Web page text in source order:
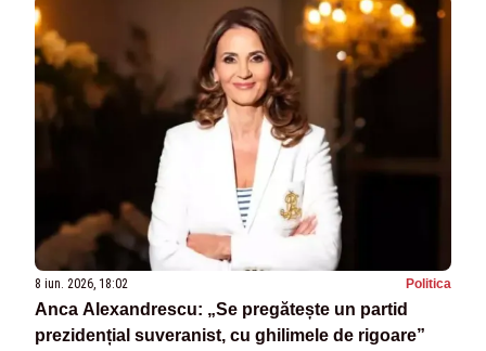
8 iun. 2026, 18:02 Politica
Anca Alexandrescu: „Se pregătește un partid
prezidențial suveranist, cu ghilimele de rigoare”